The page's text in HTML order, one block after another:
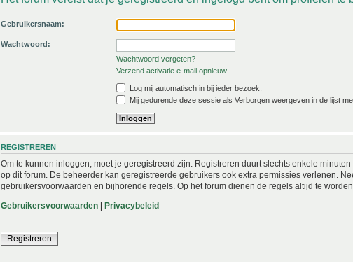
Gebruikersnaam:
Wachtwoord:
Wachtwoord vergeten?
Verzend activatie e-mail opnieuw
Log mij automatisch in bij ieder bezoek.
Mij gedurende deze sessie als Verborgen weergeven in de lijst
REGISTREREN
Om te kunnen inloggen, moet je geregistreerd zijn. Registreren duurt slechts enkele
op dit forum. De beheerder kan geregistreerde gebruikers ook extra permissies verlenen.
gebruikersvoorwaarden en bijhorende regels. Op het forum dienen de regels altijd te worden
Gebruikersvoorwaarden | Privacybeleid
Registreren